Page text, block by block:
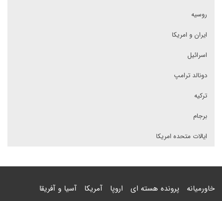
روسیه
ایران و امریکا
اسرائیل
دونالد ترامپ
ترکیه
برجام
ایالات متحده امریکا
خاورمیانه پرونده هسته ای اروپا آمریکا آسیا و آفریقا